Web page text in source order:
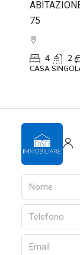
75
4 2
CASA